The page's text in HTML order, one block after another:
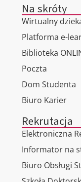
Na skróty
Wirtualny
Platforma e-
Biblioteka
Poczta
Dom Studenta
Biuro Karier
Rekrutacja
Elektroniczna
Informator na
Biuro Obsługi